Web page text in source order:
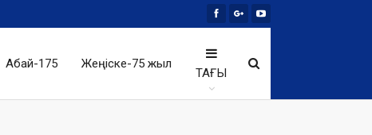
Абай-175 Жеңіске-75 жыл
ТАҒЫ